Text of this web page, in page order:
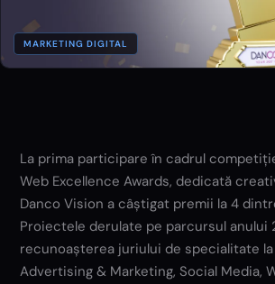
MARKETING DIGITAL
La prima participare în cadrul
Web Excellence Awards, dedicată
Danco Vision a câștigat premii la 4
Proiectele derulate pe parcursul anului
recunoașterea juriului de specialitate
Advertising & Marketing, Social Media,